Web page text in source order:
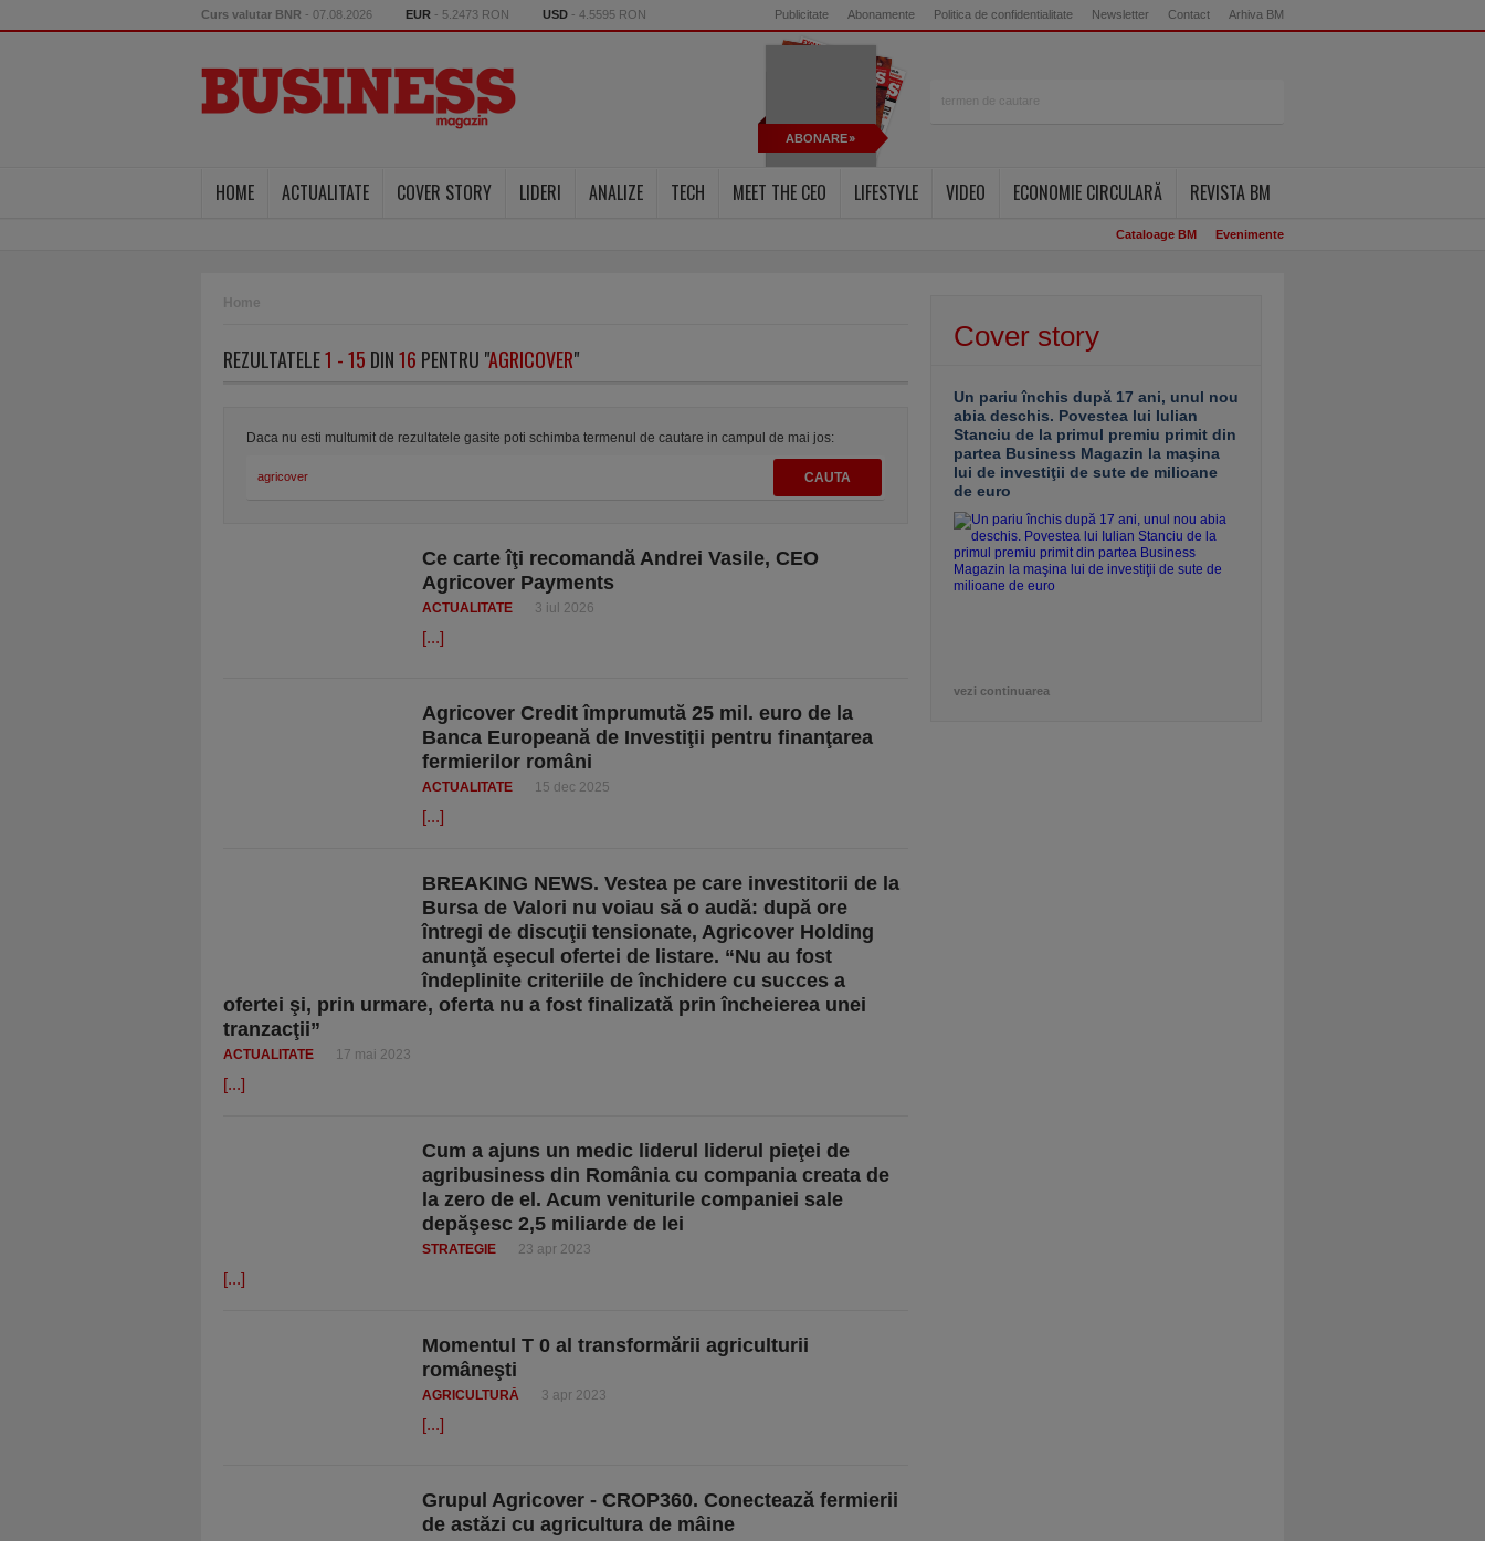
Curs valutar BNR - 07.08.2026 EUR - 5.2473 RON USD - 4.5595 RON Publicitate Abonamente Politica de confidentialitate Newsletter Contact Arhiva BM
ABONARE
HOME ACTUALITATE COVER STORY LIDERI ANALIZE TECH MEET THE CEO LIFESTYLE VIDEO ECONOMIE CIRCULARĂ REVISTA BM
Cataloage BM Evenimente
Home
REZULTATELE1 - 15 DIN16 PENTRU "AGRICOVER"
Daca nu esti multumit de rezultatele gasite poti schimba termenul de cautare in campul de mai jos:
Ce carte îţi recomandă Andrei Vasile, CEO
Agricover Payments
ACTUALITATE 3 iul 2026
[...]
Agricover Credit împrumută 25 mil. euro de la
Banca Europeană de Investiţii pentru finanţarea
fermierilor români
ACTUALITATE 15 dec 2025
[...]
BREAKING NEWS. Vestea pe care investitorii de la
Bursa de Valori nu voiau să o audă: după ore
întregi de discuţii tensionate, Agricover Holding
anunţă eşecul ofertei de listare. “Nu au fost
îndeplinite criteriile de închidere cu succes a
ofertei şi, prin urmare, oferta nu a fost finalizată prin încheierea unei
tranzacţii”
ACTUALITATE 17 mai 2023
[...]
Cum a ajuns un medic liderul liderul pieţei de
agribusiness din România cu compania creata de
la zero de el. Acum veniturile companiei sale
depăşesc 2,5 miliarde de lei
STRATEGIE 23 apr 2023
[...]
Momentul T 0 al transformării agriculturii
româneşti
AGRICULTURĂ 3 apr 2023
[...]
Grupul Agricover - CROP360. Conectează fermierii
de astăzi cu agricultura de mâine
Cover story
Un pariu închis după 17 ani, unul nou
abia deschis. Povestea lui Iulian
Stanciu de la primul premiu primit din
partea Business Magazin la maşina
lui de investiţii de sute de milioane
de euro
vezi continuarea